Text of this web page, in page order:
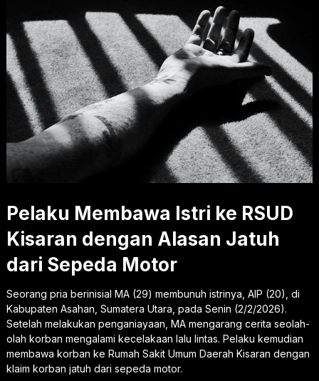
Pelaku Membawa Istri ke RSUD
Kisaran dengan Alasan Jatuh
dari Sepeda Motor
Seorang pria berinisial MA (29) membunuh istrinya, AIP (20), di
Kabupaten Asahan, Sumatera Utara, pada Senin (2/2/2026).
Setelah melakukan penganiayaan, MA mengarang cerita seolah-
olah korban mengalami kecelakaan lalu lintas. Pelaku kemudian
membawa korban ke Rumah Sakit Umum Daerah Kisaran dengan
klaim korban jatuh dari sepeda motor.